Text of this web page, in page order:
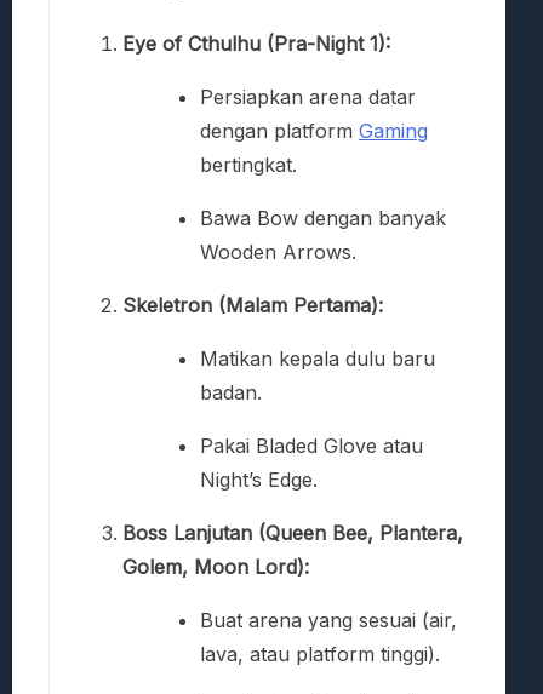
Eye of Cthulhu (Pra-Night 1):
Persiapkan arena datar
dengan platform Gaming
bertingkat.
Bawa Bow dengan banyak
Wooden Arrows.
Skeletron (Malam Pertama):
Matikan kepala dulu baru
badan.
Pakai Bladed Glove atau
Night’s Edge.
Boss Lanjutan (Queen Bee, Plantera,
Golem, Moon Lord):
Buat arena yang sesuai (air,
lava, atau platform tinggi).